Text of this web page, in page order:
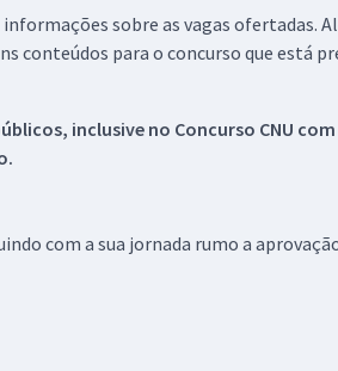
sobre as vagas ofertadas.
conteúdos para o concurso que está
inclusive no Concurso CNU com
com a sua jornada rumo a